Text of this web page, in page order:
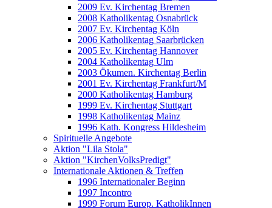
2009 Ev. Kirchentag Bremen
2008 Katholikentag Osnabrück
2007 Ev. Kirchentag Köln
2006 Katholikentag Saarbrücken
2005 Ev. Kirchentag Hannover
2004 Katholikentag Ulm
2003 Ökumen. Kirchentag Berlin
2001 Ev. Kirchentag Frankfurt/M
2000 Katholikentag Hamburg
1999 Ev. Kirchentag Stuttgart
1998 Katholikentag Mainz
1996 Kath. Kongress Hildesheim
Spirituelle Angebote
Aktion "Lila Stola"
Aktion "KirchenVolksPredigt"
Internationale Aktionen & Treffen
1996 Internationaler Beginn
1997 Incontro
1999 Forum Europ. KatholikInnen